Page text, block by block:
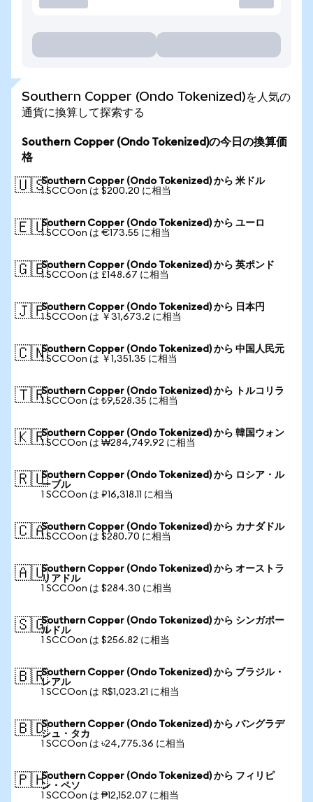
Southern Copper (Ondo Tokenized)を人気の
通貨に換算して探索する
Southern Copper (Ondo Tokenized)の今日の換算価
格
🇺🇸Southern Copper (Ondo Tokenized) から 米ドル
1 SCCOon は $200.20 に相当
🇪🇺Southern Copper (Ondo Tokenized) から ユーロ
1 SCCOon は €173.55 に相当
🇬🇧Southern Copper (Ondo Tokenized) から 英ポンド
1 SCCOon は £148.67 に相当
🇯🇵Southern Copper (Ondo Tokenized) から 日本円
1 SCCOon は ￥31,673.2 に相当
🇨🇳Southern Copper (Ondo Tokenized) から 中国人民元
1 SCCOon は ￥1,351.35 に相当
🇹🇷Southern Copper (Ondo Tokenized) から トルコリラ
1 SCCOon は ₺9,528.35 に相当
🇰🇷Southern Copper (Ondo Tokenized) から 韓国ウォン
1 SCCOon は ₩284,749.92 に相当
🇷🇺Southern Copper (Ondo Tokenized) から ロシア・ル
ーブル
1 SCCOon は ₽16,318.11 に相当
🇨🇦Southern Copper (Ondo Tokenized) から カナダドル
1 SCCOon は $280.70 に相当
🇦🇺Southern Copper (Ondo Tokenized) から オーストラ
リアドル
1 SCCOon は $284.30 に相当
🇸🇬Southern Copper (Ondo Tokenized) から シンガポー
ルドル
1 SCCOon は $256.82 に相当
🇧🇷Southern Copper (Ondo Tokenized) から ブラジル・
レアル
1 SCCOon は R$1,023.21 に相当
🇧🇩Southern Copper (Ondo Tokenized) から バングラデ
シュ・タカ
1 SCCOon は ৳24,775.36 に相当
🇵🇭Southern Copper (Ondo Tokenized) から フィリピ
ン・ペソ
1 SCCOon は ₱12,152.07 に相当